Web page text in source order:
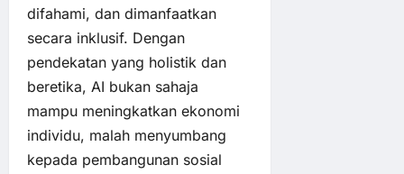
difahami, dan dimanfaatkan
secara inklusif. Dengan
pendekatan yang holistik dan
beretika, AI bukan sahaja
mampu meningkatkan ekonomi
individu, malah menyumbang
kepada pembangunan sosial